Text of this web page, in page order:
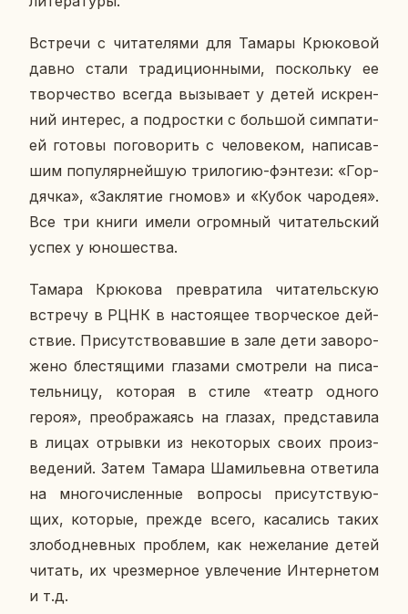
Встре­чи с чи­та­те­ля­ми для Тамары Крю­ко­вой
давно стали тра­ди­ци­он­ны­ми, по­сколь­ку ее
твор­че­ство всегда вы­зы­ва­ет у детей ис­крен­
ний ин­те­рес, а под­рост­ки с боль­шой сим­па­ти­
ей готовы по­го­во­рить с че­ло­ве­ком, на­пи­сав­
шим по­пу­ляр­ней­шую три­ло­гию-фэн­те­зи: «Гор­
дяч­ка», «За­кля­тие гномов» и «Кубок ча­ро­дея».
Все три книги имели огром­ный чи­та­тель­ский
успех у юно­ше­ства.
Тамара Крю­ко­ва пре­вра­ти­ла чи­та­тель­скую
встре­чу в РЦНК в на­сто­я­щее твор­че­ское дей­
ствие. При­сут­ство­вав­шие в зале дети за­во­ро­
же­но бле­стя­щи­ми гла­за­ми смот­ре­ли на пи­са­
тель­ни­цу, ко­то­рая в стиле «театр одного
героя», пре­об­ра­жа­ясь на глазах, пред­ста­ви­ла
в лицах от­рыв­ки из неко­то­рых своих про­из­
ве­де­ний. Затем Тамара Ша­ми­льев­на от­ве­ти­ла
на мно­го­чис­лен­ные во­про­сы при­сут­ству­ю­
щих, ко­то­рые, прежде всего, ка­са­лись таких
зло­бо­днев­ных про­блем, как неже­ла­ние детей
читать, их чрез­мер­ное увле­че­ние Ин­тер­не­том
и т.д.